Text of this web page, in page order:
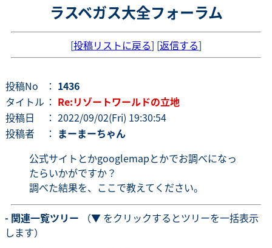
ラスベガス大全フォーラム
[投稿リストに戻る] [返信する]
投稿No ： 1436
タイトル ： Re:リゾートワールドの立地
投稿日
： 2022/09/02(Fri) 19:30:54
投稿者
： まーまーちゃん
公式サイトとかgooglemapとかでお調べになっ
たらいかがですか？
調べた結果を、ここで教えてください。
- 関連一覧ツリー （▼ をクリックするとツリーを一括表示
します）